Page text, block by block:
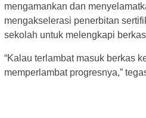
mengamankan dan
mengakselerasi penerbitan
sekolah untuk melengkapi
“Kalau terlambat masuk berkas
memperlambat progresnya,”